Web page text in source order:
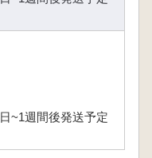
~1週間後発送予定